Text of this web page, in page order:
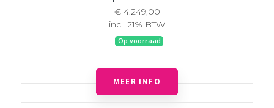
€ 4.249,00
incl. 21% BTW
Op voorraad
MEER INFO